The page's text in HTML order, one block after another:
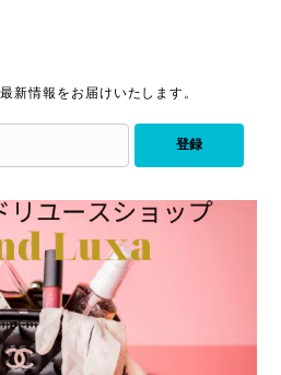
新情報をお届けいたします。
登録